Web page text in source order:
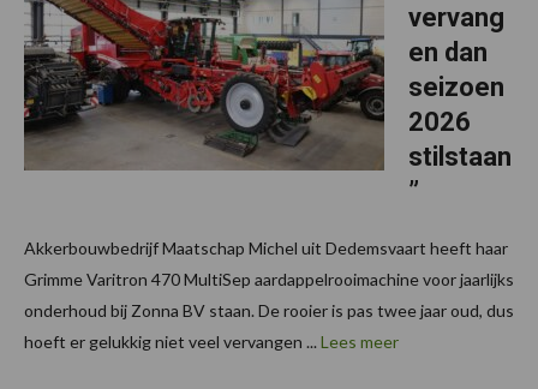
vervang
en dan
seizoen
2026
stilstaan
”
Akkerbouwbedrijf Maatschap Michel uit Dedemsvaart heeft haar
Grimme Varitron 470 MultiSep aardappelrooimachine voor jaarlijks
onderhoud bij Zonna BV staan. De rooier is pas twee jaar oud, dus
hoeft er gelukkig niet veel vervangen ... Lees meer